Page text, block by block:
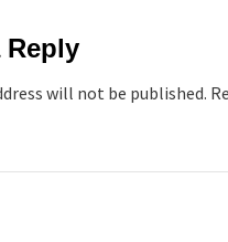
Reply
will not be published.